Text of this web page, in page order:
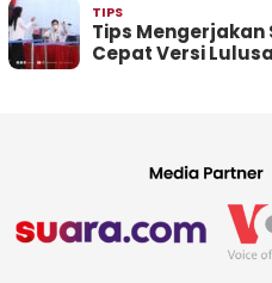
TIPS
Tips Mengerjakan
Cepat Versi